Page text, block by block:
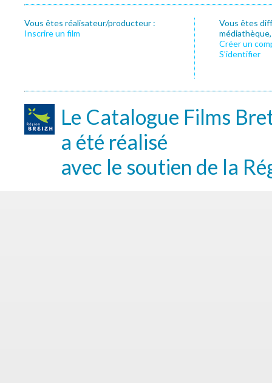
Vous êtes réalisateur/producteur :
Inscrire un film
Vous êtes
Créer un
S’identifier
Le Catalogue Films
a été réalisé
avec le soutien de la